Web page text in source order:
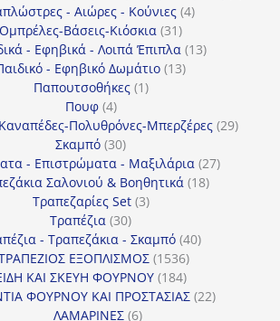
- Αιώρες - Κούνιες 44
Ομπρέλες-Βάσεις-Κιόσκια 3131
προϊόντα
- Εφηβικά - Λοιπά Έπιπλα 1313
- Εφηβικό Δωμάτιο 1313
Παπουτσοθήκες 11
Πουφ 44
προϊόντα
Πολυθρόνες-Μπερζέρες 2929
Σκαμπό 3030
προϊόντα
- Επιστρώματα - Μαξιλάρια 2727
Σαλονιού & Βοηθητικά 1818
Τραπεζαρίες Set 33
Τραπέζια 3030
προϊόντα
- Τραπεζάκια - Σκαμπό 4040
ΕΞΟΠΛΙΣΜΟΣ 15361536
προϊόντα
ΚΑΙ ΣΚΕΥΗ ΦΟΥΡΝΟΥ 184184
προϊόντα
ΦΟΥΡΝΟΥ ΚΑΙ ΠΡΟΣΤΑΣΙΑΣ 2222
ΛΑΜΑΡΙΝΕΣ 66